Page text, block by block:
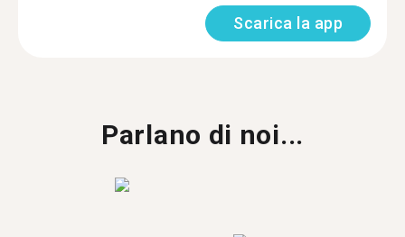
Scarica la app
Parlano di noi...